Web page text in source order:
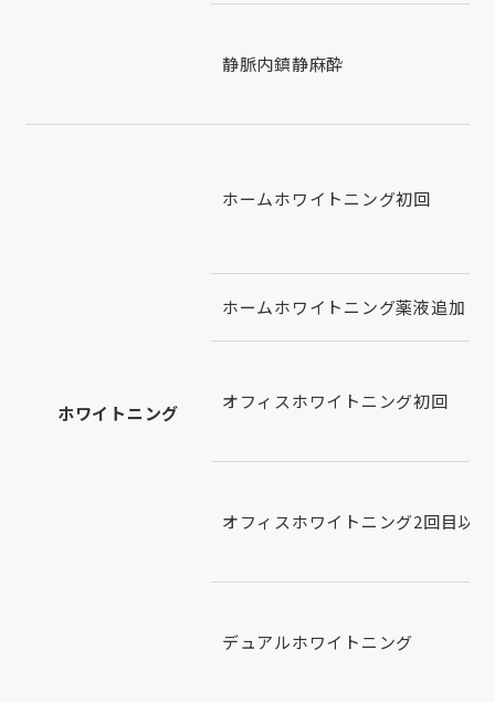
静脈内鎮静麻酔
ホワイトニング
ホームホワイトニング初回
ホームホワイトニング薬液追加
オフィスホワイトニング初回
オフィスホワイトニング2回目以降
デュアルホワイトニング